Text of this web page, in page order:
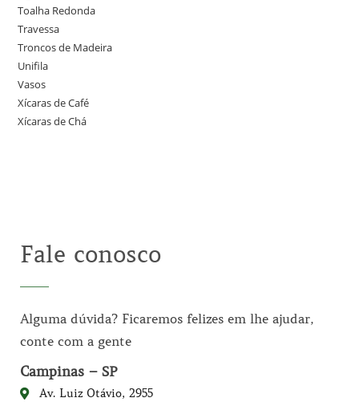
Toalha Redonda
Travessa
Troncos de Madeira
Unifila
Vasos
Xícaras de Café
Xícaras de Chá
Fale conosco
Alguma dúvida? Ficaremos felizes em lhe ajudar,
conte com a gente
Campinas – SP
Av. Luiz Otávio, 2955